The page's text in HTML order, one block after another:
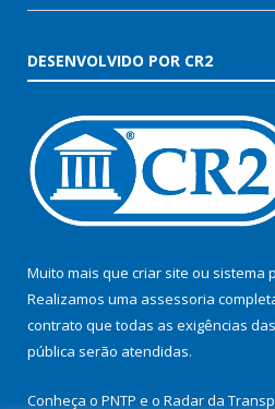
DESENVOLVIDO POR CR2
Muito mais que criar site ou sistema
Realizamos uma assessoria
contrato que todas as exigências das
pública serão atendidas.
Conheça o PNTP e o Radar da